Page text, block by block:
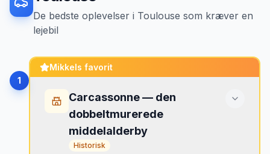
De bedste oplevelser i Toulouse som kræver en
lejebil
1
Mikkels favorit
Carcassonne — den
dobbeltmurerede
middelalderby
Historisk